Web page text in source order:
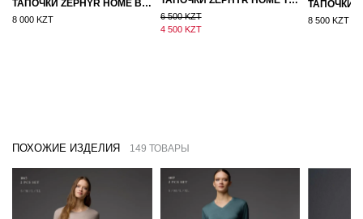
ТАПОЧКИ ZEPHYR HOME ВОЙЛОК ОРАНЖЕВЫЙ
8 000 KZT
6 500 KZT
4 500 KZT
8 500 KZT
ПОХОЖИЕ ИЗДЕЛИЯ 149 ТОВАРЫ